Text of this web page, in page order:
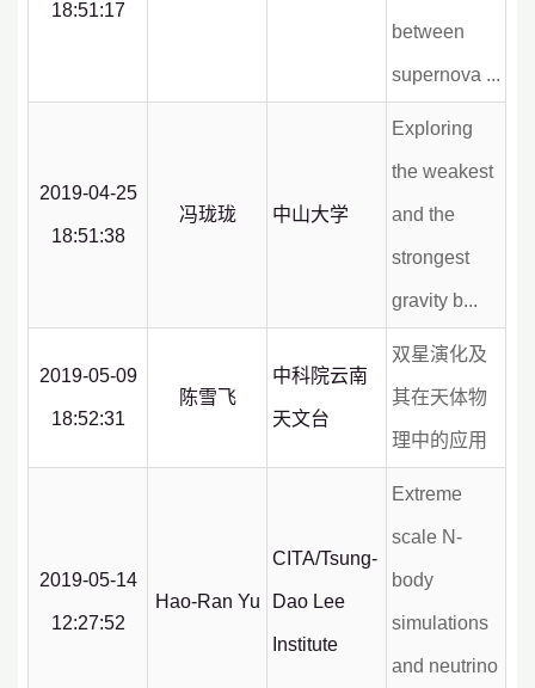
18:51:17
between
supernova ...
2019-04-25
18:51:38
冯珑珑 中山大学
Exploring
the weakest
and the
strongest
gravity b...
2019-05-09
18:52:31
陈雪飞
中科院云南
天文台
双星演化及
其在天体物
理中的应用
2019-05-14
12:27:52
Hao-Ran Yu
CITA/Tsung-
Dao Lee
Institute
Extreme
scale N-
body
simulations
and neutrino